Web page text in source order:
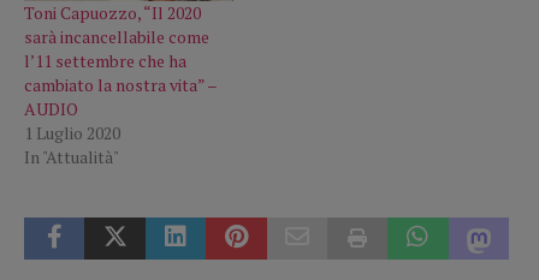
Toni Capuozzo, “Il 2020
sarà incancellabile come
l’11 settembre che ha
cambiato la nostra vita” –
AUDIO
1 Luglio 2020
In "Attualità"